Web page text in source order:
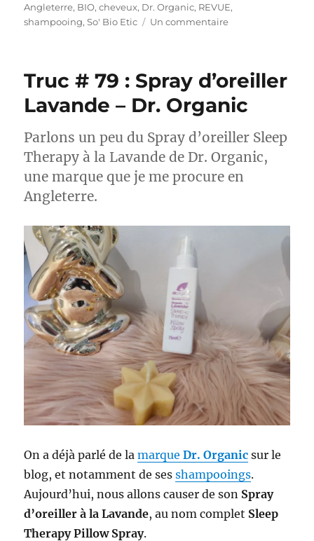
le
Angleterre, BIO,cheveux, Dr. Organic, REVUE,
shampooing,So' Bio Etic Un commentairesur
:
Battle
entre
Etic
et
Dr.
Organic
Truc # 79 : Spray d’oreiller
Lavande – Dr. Organic
Parlons un peu du Spray d’oreiller Sleep
Therapy à la Lavande de Dr. Organic,
une marque que je me procure en
Angleterre.
On a déjà parlé de lamarqueDr. Organic sur le
blog, et notamment de sesshampooings.
Aujourd’hui, nous allons causer de son Spray
d’oreiller à la Lavande, au nom complet Sleep
Therapy Pillow Spray.